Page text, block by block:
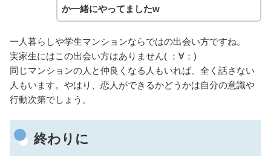
か一緒にやってましたw
一人暮らしや学生マンションならではの出会い方ですね。
実家生にはこの出会い方はありません( ；∀；)
同じマンションの人と仲良くなる人もいれば、全く話さない
人もいます。やはり、恋人ができるかどうかは自分の意識や
行動次第でしょう。
終わりに